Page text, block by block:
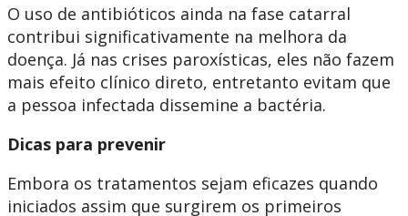
O uso de antibióticos ainda na fase catarral
contribui significativamente na melhora da
doença. Já nas crises paroxísticas, eles não fazem
mais efeito clínico direto, entretanto evitam que
a pessoa infectada dissemine a bactéria.
Dicas para prevenir
Embora os tratamentos sejam eficazes quando
iniciados assim que surgirem os primeiros